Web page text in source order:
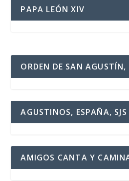
PAPA LEÓN XIV
ORDEN DE SAN AGUSTÍN,
AGUSTINOS, ESPAÑA, SJS
AMIGOS CANTA Y